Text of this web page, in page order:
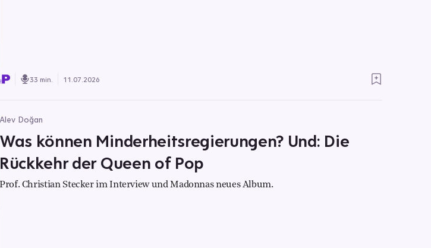
33 min. 11.07.2026
Alev Doğan
Was können Minderheitsregierungen? Und: Die
Rückkehr der Queen of Pop
Prof. Christian Stecker im Interview und Madonnas neues Album.